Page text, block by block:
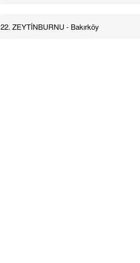
22. ZEYTİNBURNU - Bakırköy